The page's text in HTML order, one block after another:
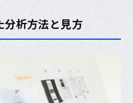
析方法と見方